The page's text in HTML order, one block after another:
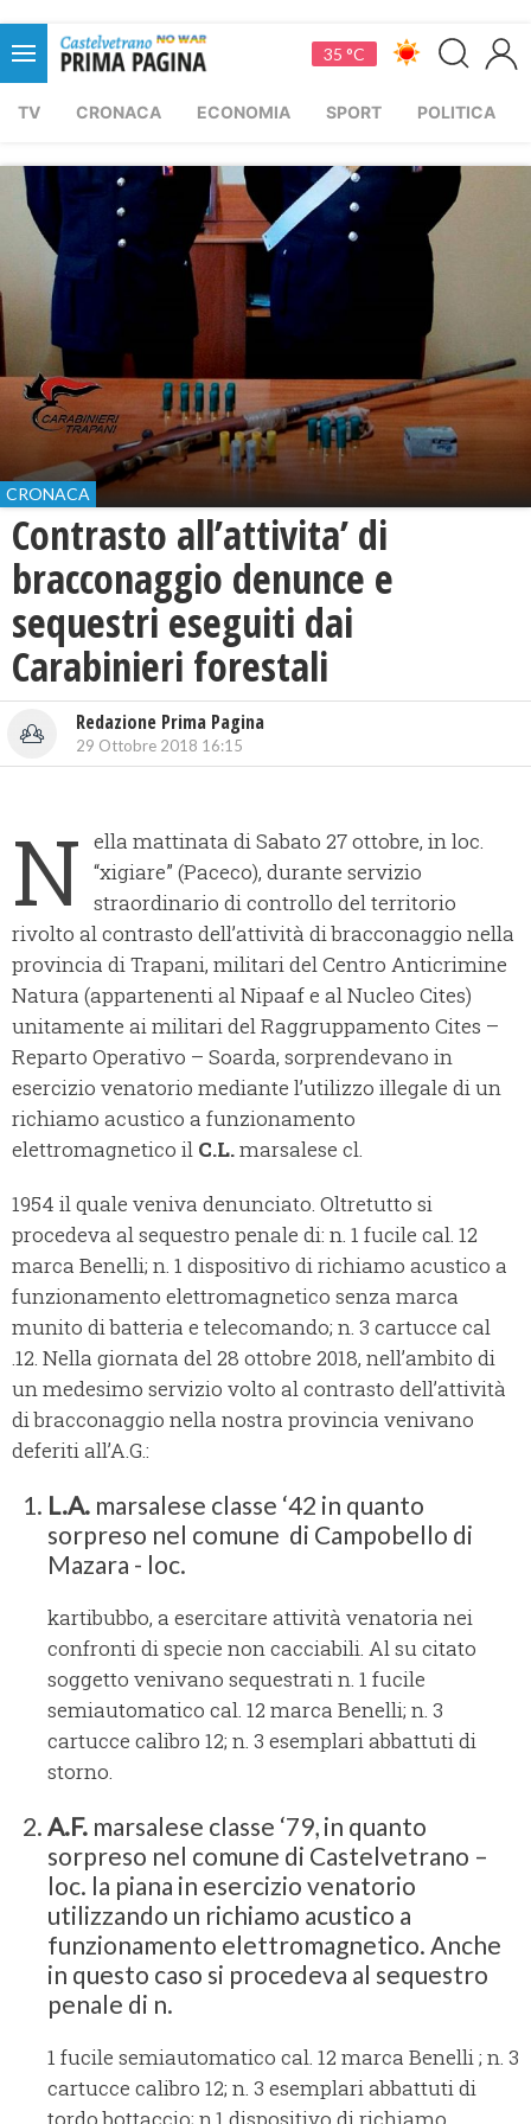
35 °C
TV CRONACA ECONOMIA SPORT POLITICA
CRONACA
Contrasto all’attivita’ di
bracconaggio denunce e
sequestri eseguiti dai
Carabinieri forestali
Redazione Prima Pagina
29 Ottobre 2018 16:15
N ella mattinata di Sabato 27 ottobre, in loc.
“xigiare” (Paceco), durante servizio
straordinario di controllo del territorio
rivolto al contrasto dell’attività di bracconaggio nella
provincia di Trapani, militari del Centro Anticrimine
Natura (appartenenti al Nipaaf e al Nucleo Cites)
unitamente ai militari del Raggruppamento Cites –
Reparto Operativo – Soarda, sorprendevano in
esercizio venatorio mediante l’utilizzo illegale di un
richiamo acustico a funzionamento
elettromagnetico il C.L.marsalese cl.
1954 il quale veniva denunciato. Oltretutto si
procedeva al sequestro penale di: n. 1 fucile cal. 12
marca Benelli; n. 1 dispositivo di richiamo acustico a
funzionamento elettromagnetico senza marca
munito di batteria e telecomando; n. 3 cartucce cal
.12. Nella giornata del 28 ottobre 2018, nell’ambito di
un medesimo servizio volto al contrasto dell’attività
di bracconaggio nella nostra provincia venivano
deferiti all’A.G.:
L.A. marsalese classe ‘42 in quanto
sorpreso nel comune di Campobello di
Mazara - loc.
kartibubbo, a esercitare attività venatoria nei
confronti di specie non cacciabili. Al su citato
soggetto venivano sequestrati n. 1 fucile
semiautomatico cal. 12 marca Benelli; n. 3
cartucce calibro 12; n. 3 esemplari abbattuti di
storno.
A.F. marsalese classe ‘79, in quanto
sorpreso nel comune di Castelvetrano –
loc. la piana in esercizio venatorio
utilizzando un richiamo acustico a
funzionamento elettromagnetico. Anche
in questo caso si procedeva al sequestro
penale di n.
1 fucile semiautomatico cal. 12 marca Benelli ; n. 3
cartucce calibro 12; n. 3 esemplari abbattuti di